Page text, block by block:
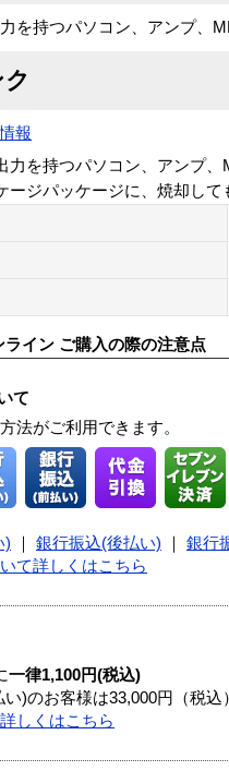
を持つパソコン、アンプ、
報
力を持つパソコン、アンプ
ージパッケージに、焼却し
ライン ご購入の際の注意点
て
法がご利用できます。
) ｜ 銀行振込(後払い) ｜ 銀行
て詳しくはこちら
一律1,100円(税込)
)のお客様は33,000円（税込
しくはこちら